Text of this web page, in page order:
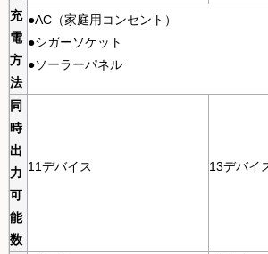
充
電
方
法
●AC（家庭用コンセント）
●シガーソケット
●ソーラーパネル
同
時
出
力
可
能
数
11デバイス 13デバイ